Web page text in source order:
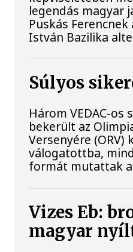
legendás magyar
Puskás
István Bazilika
Súlyos
Három VEDAC-os
bekerült az
Versenyére (ORV)
válogatottba,
formát mutattak
Vizes Eb:
magyar